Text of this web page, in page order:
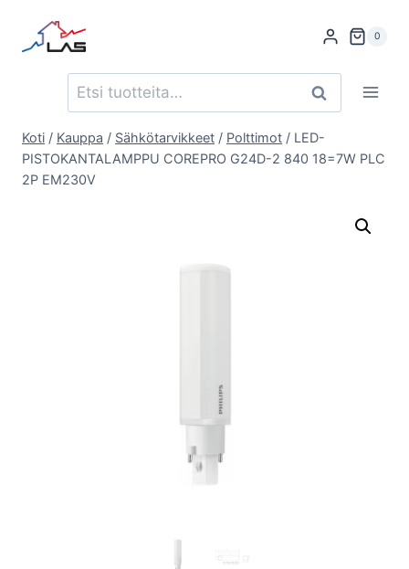
sisältöön
0
Etsi: Haku
Koti / Kauppa / Sähkötarvikkeet / Polttimot / LED-
PISTOKANTALAMPPU COREPRO G24D-2 840 18=7W PLC
2P EM230V